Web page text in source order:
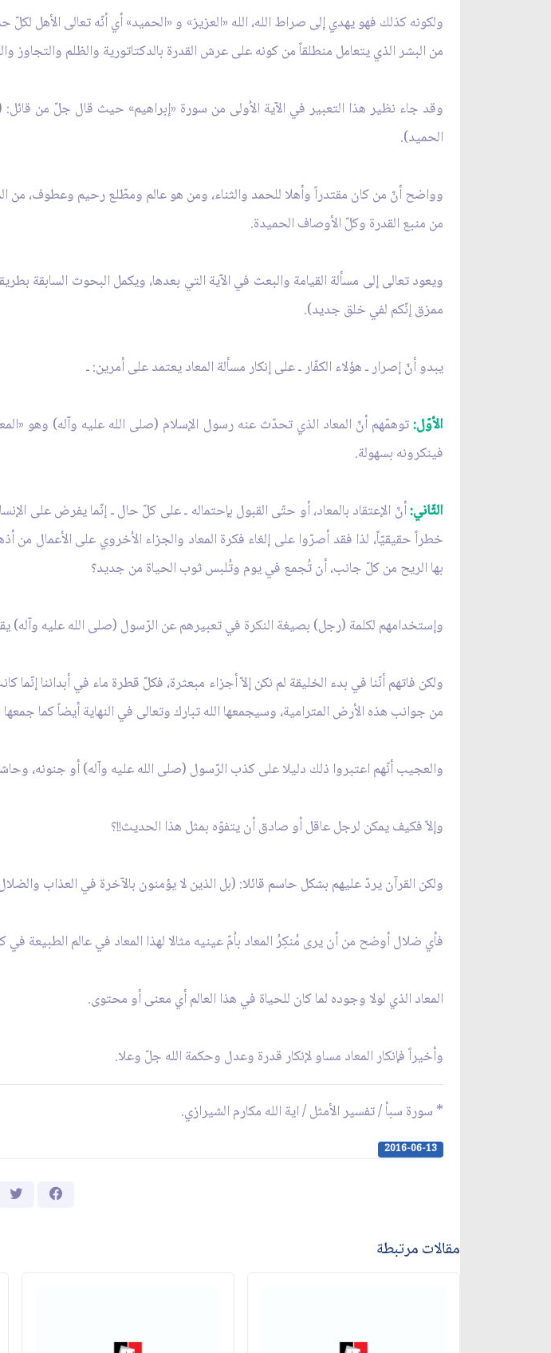
ولكونه كذلك فهو يهدي إلى صراط الله، الله «العزيز» و «الحميد» أي أنّه تعالى الأهل
من البشر الذي يتعامل منطلقاً من كونه على عرش القدرة بالدكتاتورية والظلم والتجاوز
وقد جاء نظير هذا التعبير في الآية الاُولى من سورة «إبراهيم» حيث قال جلّ من قائل:
الحميد).
وواضح أنّ من كان مقتدراً وأهلا للحمد والثناء، ومن هو عالم ومطّلع رحيم وعطوف، من
من منبع القدرة وكلّ الأوصاف الحميدة.
ويعود تعالى إلى مسألة القيامة والبعث في الآية التي بعدها، ويكمل البحوث السابقة
ممزق إنّكم لفي خلق جديد).
يبدو أنّ إصرار ـ هؤلاء الكفّار ـ على إنكار مسألة المعاد يعتمد على أمرين: ـ
الأوّل:توهمّهم أنّ المعاد الذي تحدّث عنه رسول الإسلام (صلى الله عليه وآله) وهو
فينكرونه بسهولة.
الثّاني:أنّ الإعتقاد بالمعاد، أو حتّى القبول بإحتماله ـ على كلّ حال ـ إنّما يفرض على
خطراً حقيقيّاً، لذا فقد أصرّوا على إلغاء فكرة المعاد والجزاء الاُخروي على الأعمال من
بها الريح من كلّ جانب، أن تُجمع في يوم وتُلبس ثوب الحياة من جديد؟
وإستخدامهم لكلمة (رجل) بصيغة النكرة في تعبيرهم عن الرّسول (صلى الله عليه وآله)
ولكن فاتهم أنّنا في بدء الخليقة لم نكن إلاّ أجزاء مبعثرة، فكلّ قطرة ماء في أبداننا
من جوانب هذه الأرض المترامية، وسيجمعها الله تبارك وتعالى في النهاية أيضاً كما
والعجيب أنّهم اعتبروا ذلك دليلا على كذب الرّسول (صلى الله عليه وآله) أو جنونه،
وإلاّ فكيف يمكن لرجل عاقل أو صادق أن يتفوّه بمثل هذا الحديث!!؟
ولكن القرآن يردّ عليهم بشكل حاسم قائلا: (بل الذين لا يؤمنون بالآخرة في العذاب
فأي ضلال أوضح من أن يرى مُنكِرُ المعاد باُمّ عينيه مثالا لهذا المعاد في عالم الطبيعة في
المعاد الذي لولا وجوده لما كان للحياة في هذا العالم أي معنى أو محتوى.
وأخيراً فإنكار المعاد مساو لإنكار قدرة وعدل وحكمة الله جلّ وعلا.
* سورة سبأ / تفسير الأمثل / اية الله مكارم الشيرازي.
2016-06-13
مقالات مرتبطة